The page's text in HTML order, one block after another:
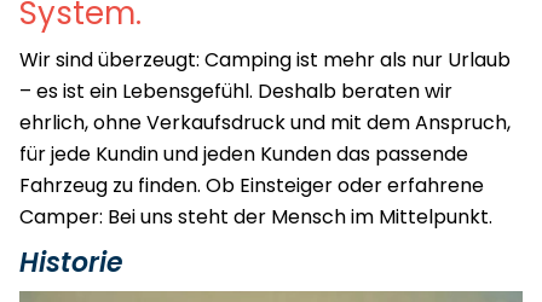
System.
Wir sind überzeugt: Camping ist mehr als nur Urlaub
– es ist ein Lebensgefühl. Deshalb beraten wir
ehrlich, ohne Verkaufsdruck und mit dem Anspruch,
für jede Kundin und jeden Kunden das passende
Fahrzeug zu finden. Ob Einsteiger oder erfahrene
Camper: Bei uns steht der Mensch im Mittelpunkt.
Historie